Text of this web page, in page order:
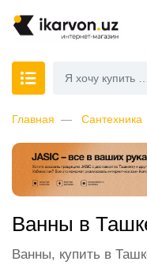
Главная Сантехника
Ванны в
Ванны, купить в